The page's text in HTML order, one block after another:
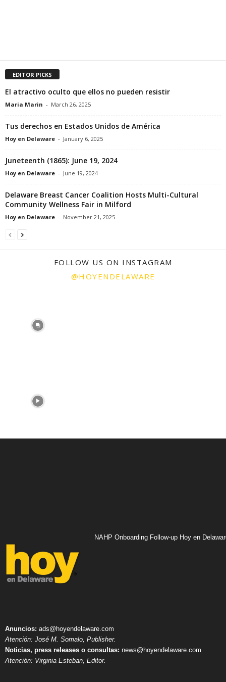
EDITOR PICKS
El atractivo oculto que ellos no pueden resistir
Maria Marin - March 26, 2025
Tus derechos en Estados Unidos de América
Hoy en Delaware - January 6, 2025
Juneteenth (1865): June 19, 2024
Hoy en Delaware - June 19, 2024
Delaware Breast Cancer Coalition Hosts Multi-Cultural
Community Wellness Fair in Milford
Hoy en Delaware - November 21, 2025
FOLLOW US ON INSTAGRAM
@HOYENDELAWARE
NAHP Onboarding Follow-up Hoy en
Anuncios: ads@hoyendelaware.com
Atención: José M. Somalo, Publisher.
Noticias, press releases o consultas: news@hoyendelaware.com
Atención: Virginia Esteban, Editor.